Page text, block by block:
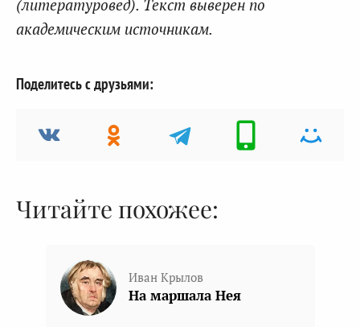
(литературовед). Текст выверен по
академическим источникам.
Поделитесь с друзьями:
Читайте похожее:
Иван Крылов
На маршала Нея